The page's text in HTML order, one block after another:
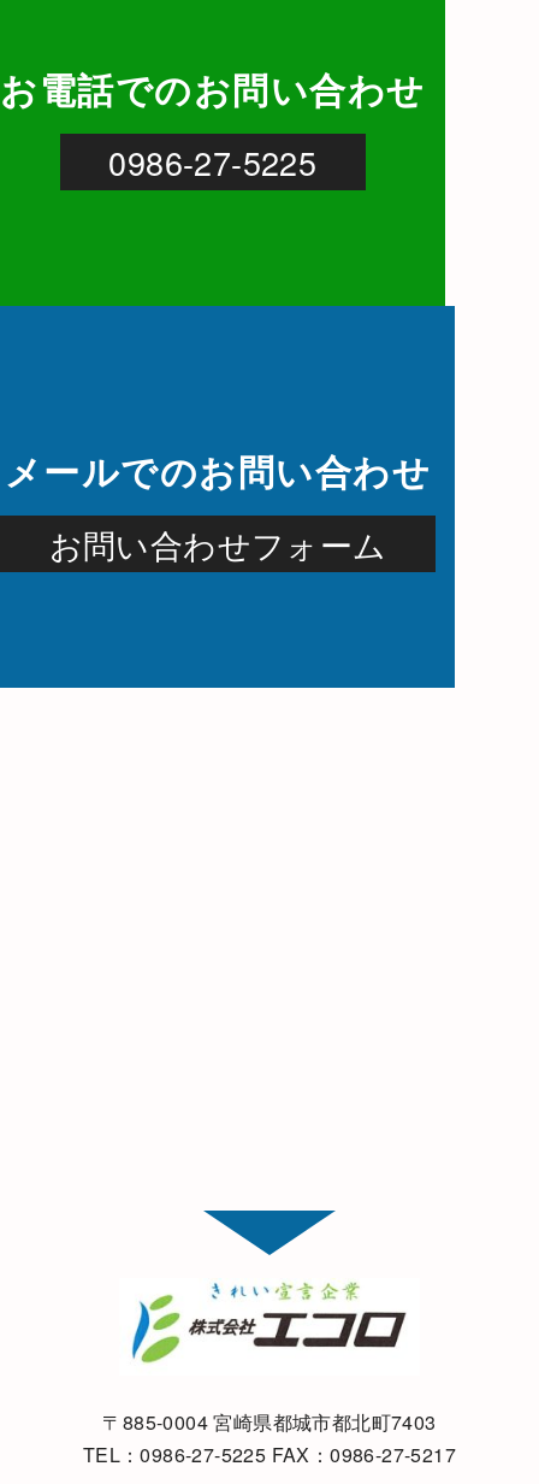
お電話でのお問い合わせ
0986-27-5225
メールでのお問い合わせ
お問い合わせフォーム
〒885-0004 宮崎県都城市都北町7403
TEL：0986-27-5225 FAX：0986-27-5217